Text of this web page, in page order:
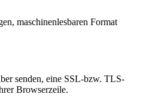
maschinenlesbaren Format
senden, eine SSL-bzw. TLS-
Browserzeile.